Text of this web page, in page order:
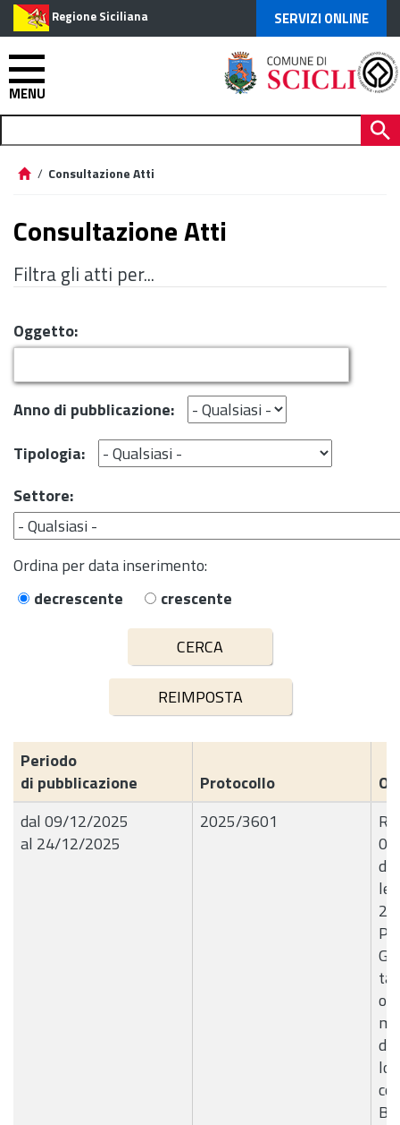
Regione Siciliana SERVIZI ONLINE
MENU
/ Consultazione Atti
Consultazione Atti
Filtra gli atti per...
Oggetto:
Anno di pubblicazione:
Tipologia:
Settore:
Ordina per data inserimento:
decrescente
crescente
Periodo
di pubblicazione
Protocollo
dal 09/12/2025
al 24/12/2025
2025/3601
lo